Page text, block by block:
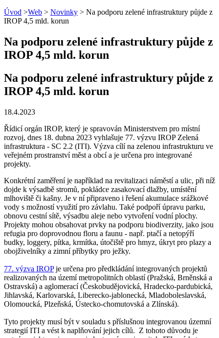
Úvod >Web > Novinky > Na podporu zelené infrastruktury půjde z
IROP 4,5 mld. korun
Na podporu zelené infrastruktury půjde z
IROP 4,5 mld. korun
Na podporu zelené infrastruktury půjde z
IROP 4,5 mld. korun
18.4.2023
Řídicí orgán IROP, který je spravován Ministerstvem pro místní
rozvoj, dnes 18. dubna 2023 vyhlašuje 77. výzvu IROP Zelená
infrastruktura - SC 2.2 (ITI). Výzva cílí na zelenou infrastrukturu ve
veřejném prostranství měst a obcí a je určena pro integrované
projekty.
Konkrétní zaměření je například na revitalizaci náměstí a ulic, při níž
dojde k výsadbě stromů, pokládce zasakovací dlažby, umístění
mlhoviště či kašny. Je v ní připraveno i řešení akumulace srážkové
vody s možností využití pro závlahu. Také podpoří úpravu parku,
obnovu cestní sítě, výsadbu aleje nebo vytvoření vodní plochy.
Projekty mohou obsahovat prvky na podporu biodiverzity, jako jsou
refugia pro doprovodnou floru a faunu - např. ptačí a netopýří
budky, loggery, pítka, krmítka, útočiště pro hmyz, úkryt pro plazy a
obojživelníky a zimní příbytky pro ježky.
77. výzva IROPje určena pro předkládání integrovaných projektů
realizovaných na území metropolitních oblastí (Pražská, Brněnská a
Ostravská) a aglomerací (Českobudějovická, Hradecko-pardubická,
Jihlavská, Karlovarská, Liberecko-jablonecká, Mladoboleslavská,
Olomoucká, Plzeňská, Ústecko-chomutovská a Zlínská).
Tyto projekty musí být v souladu s příslušnou integrovanou územní
strategií ITI a vést k naplňování jejich cílů. Z tohoto důvodu je